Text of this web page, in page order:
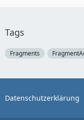
Tags
Fragments
Datenschutzerklärung